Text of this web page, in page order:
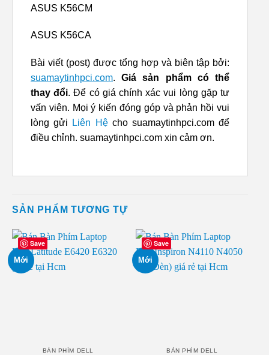
ASUS K56CM
ASUS K56CA
Bài viết (post) được tổng hợp và biên tập bởi:
suamaytinhpci.com.Giá sản phẩm có thể
thay đổi. Để có giá chính xác vui lòng gặp tư
vấn viên. Mọi ý kiến đóng góp và phản hồi vui
lòng gửi
Liên Hệcho suamaytinhpci.com để
điều chỉnh. suamaytinhpci.com xin cảm ơn.
SẢN PHẨM TƯƠNG TỰ
Save
Mới
BÀN PHÍM DELL
Save
Mới
BÀN PHÍM DELL